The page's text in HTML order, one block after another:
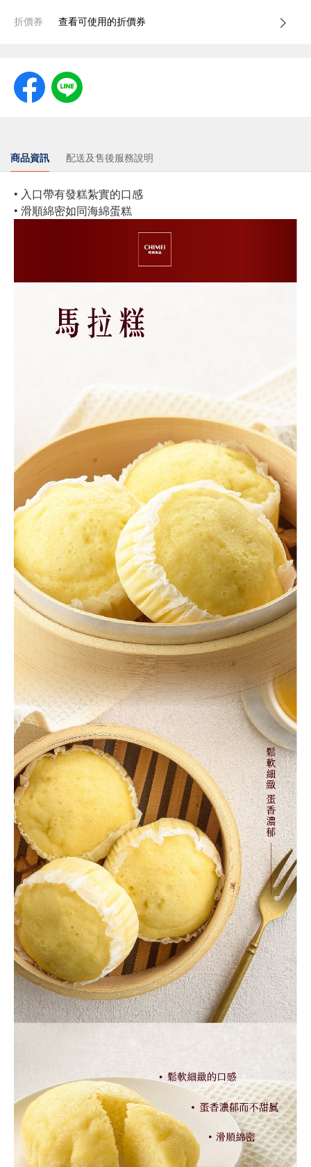
折價券 查看可使用的折價券
商品資訊 配送及售後服務說明
• 入口帶有發糕紮實的口感
• 滑順綿密如同海綿蛋糕